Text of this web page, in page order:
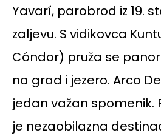
Yavarí, parobrod iz 19.
zaljevu. S vidikovca
Cóndor) pruža se
na grad i jezero. Arco
jedan važan spomenik.
je nezaobilazna